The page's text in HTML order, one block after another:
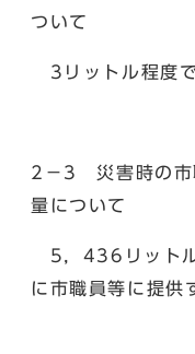
ついて
3リットル程度で
2－3 災害時の市
量について
5，436リットル
に市職員等に提供